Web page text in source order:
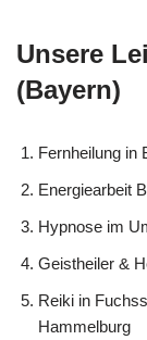
Unsere
(Bayern)
Fernheilung in
Energiearbeit
Hypnose im
Geistheiler &
Reiki in
Hammelburg